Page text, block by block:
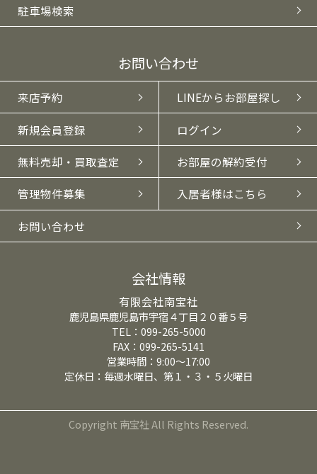
駐車場検索
お問い合わせ
来店予約 LINEからお部屋探し
新規会員登録 ログイン
無料売却・買取査定 お部屋の解約受付
管理物件募集 入居者様はこちら
お問い合わせ
会社情報
有限会社南宝社
鹿児島県鹿児島市宇宿４丁目２０番５号
TEL：099-265-5000
FAX：099-265-5141
営業時間：9:00～17:00
定休日：毎週水曜日、第１・３・５火曜日
Copyright 南宝社 All Rights Reserved.